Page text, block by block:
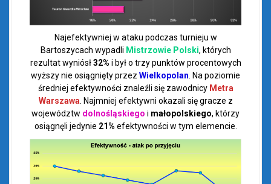
Najefektywniej w ataku podczas turnieju w
Bartoszycach wypadli Mistrzowie Polski, których
rezultat wyniósł32% i był o trzy punktów procentowych
wyższy nie osiągnięty przez Wielkopolan . Na poziomie
średniej efektywności znaleźli się zawodnicy Metra
Warszawa . Najmniej efektywni okazali się gracze z
województw dolnośląskiego i małopolskiego, którzy
osiągnęli jedynie 21% efektywności w tym elemencie.